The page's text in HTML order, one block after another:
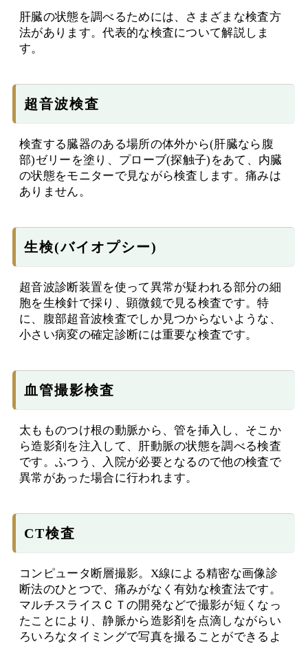
肝臓の状態を調べるためには、さまざまな検査方
法があります。代表的な検査について解説しま
す。
超音波検査
検査する臓器のある場所の体外から(肝臓なら腹
部)ゼリーを塗り、プローブ(探触子)をあて、内臓
の状態をモニターで見ながら検査します。痛みは
ありません。
生検(バイオプシー)
超音波診断装置を使って異常が疑われる部分の細
胞を生検針で採り、顕微鏡で見る検査です。特
に、腹部超音波検査でしか見つからないような、
小さい病変の確定診断には重要な検査です。
血管撮影検査
太もものつけ根の動脈から、管を挿入し、そこか
ら造影剤を注入して、肝動脈の状態を調べる検査
です。ふつう、入院が必要となるので他の検査で
異常があった場合に行われます。
CT検査
コンピュータ断層撮影。X線による精密な画像診
断法のひとつで、痛みがなく有効な検査法です。
マルチスライスＣＴの開発などで撮影が短くなっ
たことにより、静脈から造影剤を点滴しながらい
ろいろなタイミングで写真を撮ることができるよ